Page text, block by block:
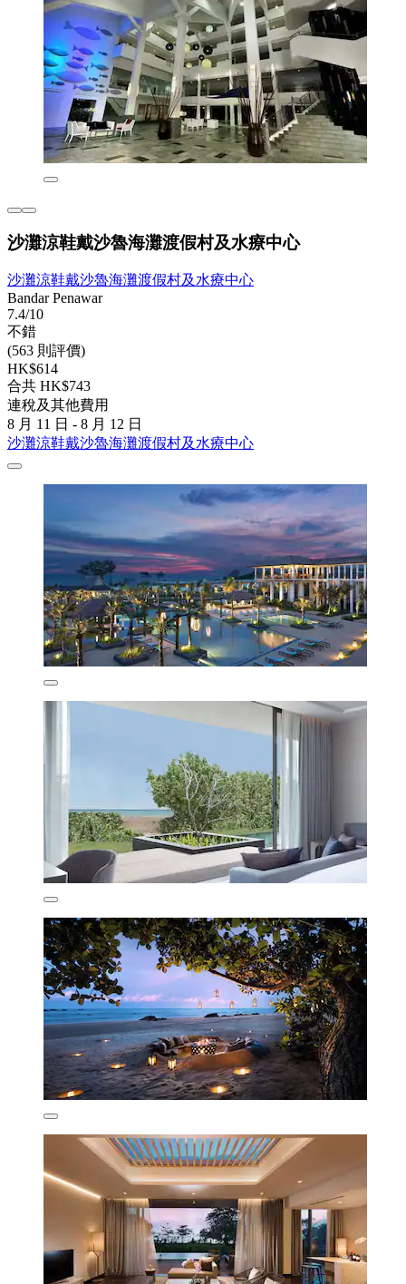
沙灘涼鞋戴沙魯海灘渡假村及水療中心
沙灘涼鞋戴沙魯海灘渡假村及水療中心
Bandar Penawar
7.4/10
不錯
(563 則評價)
HK$614
合共 HK$743
連稅及其他費用
8 月 11 日 - 8 月 12 日
沙灘涼鞋戴沙魯海灘渡假村及水療中心